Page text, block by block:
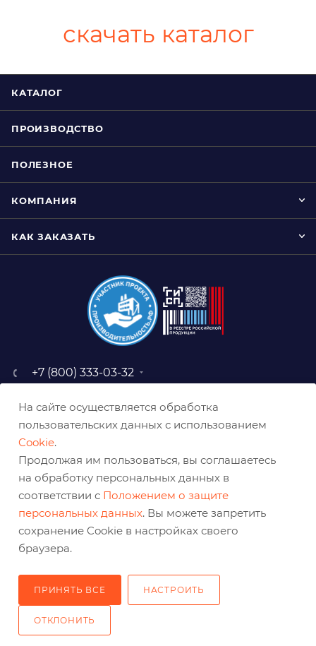
скачать каталог
КАТАЛОГ
ПРОИЗВОДСТВО
ПОЛЕЗНОЕ
КОМПАНИЯ
КАК ЗАКАЗАТЬ
+7 (800) 333-03-32
baz@belabraziv.ru
308009, Россия, г. Белгород,
На сайте осуществляется обработка
пользовательских данных с использованием
Cookie.
Продолжая им пользоваться, вы соглашаетесь
на обработку персональных данных в
соответствии с Положением о защите
персональных данных. Вы можете запретить
сохранение Cookie в настройках своего
браузера.
ПРИНЯТЬ ВСЕ НАСТРОИТЬ
ОТКЛОНИТЬ